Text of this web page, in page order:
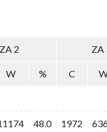
ZA 2 ZA
W % C
48.0 1972
ZA 2 ZA
W % C
48.0 1972